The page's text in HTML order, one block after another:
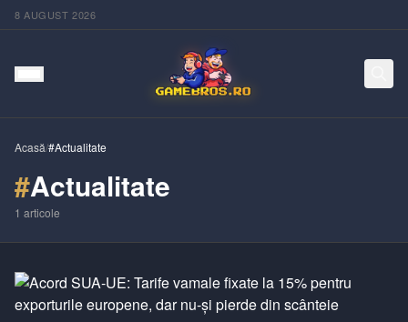
8 AUGUST 2026
Acasă/#Actualitate
#Actualitate
1 articole